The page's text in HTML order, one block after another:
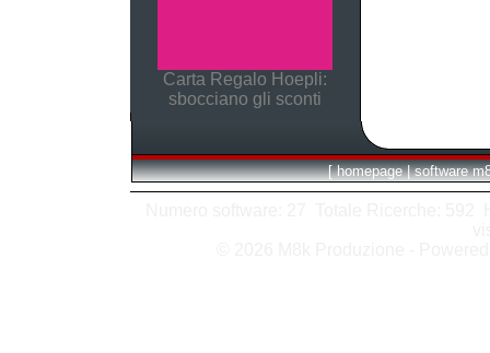
Carta Regalo Hoepli:
sbocciano gli sconti
[ homepage | software